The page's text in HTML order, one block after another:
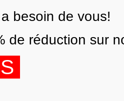
besoin de vous!
de réduction sur